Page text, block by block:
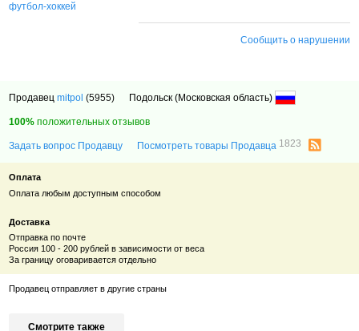
футбол-хоккей
Сообщить о нарушении
Продавецmitpol (5955) Подольск (Московская область)
100% положительных отзывов
Задать вопрос Продавцу Посмотреть товары Продавца 1823
Оплата
Оплата любым доступным способом
Доставка
Отправка по почте
Россия 100 - 200 рублей в зависимости от веса
За границу оговаривается отдельно
Продавец отправляет в другие страны
Смотрите также